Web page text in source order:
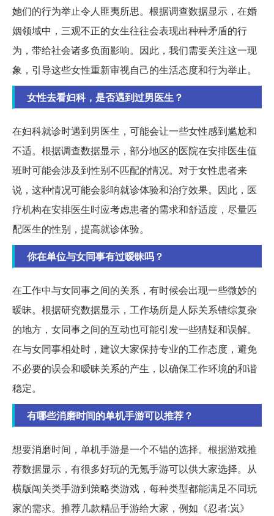
她们的行为举止令人匪夷所思。根据调查数据显示，在婚
姻领域中，三观不正的女生往往会表现出种种矛盾的行
为，带给社会诸多负面影响。因此，我们需要关注这一现
象，引导这些女性重新审视自己的生活态度和行为举止。
女性去看妇科，是否遇到过男医生？
在妇科就诊时遇到男医生，可能会让一些女性感到尴尬和
不适。根据调查数据显示，部分地区的医院在安排医生值
班时可能会涉及到性别不匹配的情况。对于女性患者来
说，这种情况可能会影响就诊体验和治疗效果。因此，医
疗机构在安排医生时应考虑患者的需求和舒适度，尽量匹
配医生的性别，提高就诊体验。
你在单位与女同事有过暧昧吗？
在工作中与女同事之间的关系，有时候会出现一些微妙的
暧昧。根据研究数据显示，工作场所是人际关系错综复杂
的地方，女同事之间的互动也可能引发一些猜疑和误解。
在与女同事相处时，建议大家保持专业的工作态度，避免
不必要的误会和暧昧关系的产生，以确保工作环境的和谐
稳定。
有哪些消磨时间的单机手游可以推荐？
想要消磨时间，单机手游是一个不错的选择。根据游戏推
荐数据显示，有很多好玩的无氪手游可以供大家选择。从
横版闯关类手游到策略类游戏，每种类型都能满足不同玩
家的需求。推荐几款精品手游给大家，例如《忍者:岚》